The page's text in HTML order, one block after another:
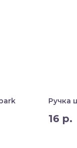
Ручка
16 р.